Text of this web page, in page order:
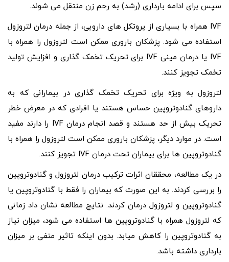
سپس برای ادامه بارداری (رشد) به رحم زن منتقل می‌ شوند.
IVF همراه با بسیاری از پروتکل های دارویی، از جمله درمان لتروزول
استفاده می شود. پزشکان باروری ممکن است لتروزول را همراه با
IVF یا درمان مینی IVF برای تحریک تخمک گذاری و افزایش تولید
تخمک تجویز کنند.
لتروزول به ویژه برای تحریک تخمک گذاری در بیمارانی که به
داروهای گنادوتروپین حساس هستند یا افرادی که در معرض خطر
تحریک بیش از حد هستند و قصد انجام درمان IVF را دارند مفید
است. در موارد دیگر، پزشکان باروری ممکن است لتروزول را همراه با
گنادوتروپین ها برای بیماران تحت درمان IVF تجویز کنند.
در یک مطالعه، محققان اثرات ترکیب درمان لتروزول و گنادوتروپین
را بررسی کردند. به این صورت که بیماران را فقط با گنادوتروپین یا
گنادوتروپین و لتروزول درمان کردند. نتایج مطالعه نشان داد زمانی
که لتروزول همراه با گنادوتروپین ها استفاده می شود، میزان نیاز
به گنادوتروپین را کاهش میابد. بدون اینکه تاثیر منفی بر میزان
بارداری داشته باشد.